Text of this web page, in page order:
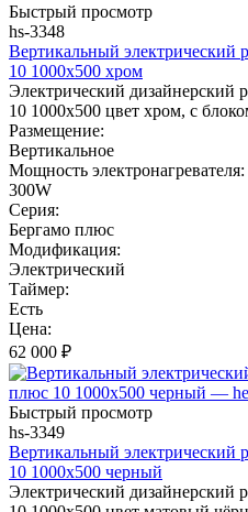
Быстрый просмотр
hs-3348
Вертикальный электрический
10 1000x500 хром
Электрический дизайнерский
10 1000x500 цвет хром, с
Размещение:
Вертикальное
Мощность электронагревателя:
300W
Серия:
Бергамо плюс
Модификация:
Электрический
Таймер:
Есть
Цена:
62 000 ₽
Быстрый просмотр
hs-3349
Вертикальный электрический
10 1000x500 черный
Электрический дизайнерский